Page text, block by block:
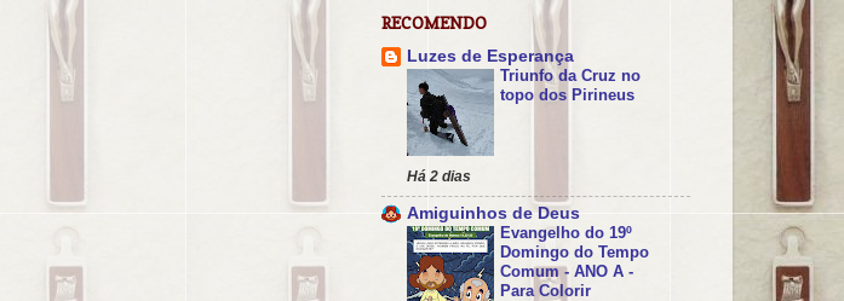
RECOMENDO
Luzes de Esperança
Triunfo da Cruz no
topo dos Pirineus
Há 2 dias
Amiguinhos de Deus
Evangelho do 19º
Domingo do Tempo
Comum - ANO A -
Para Colorir